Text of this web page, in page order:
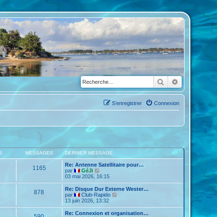
Rechercher
Connexion
S’enregistrer
MESSAGES DERNIER MESSAGE
1165
Re: Antenne Satellitaire pour…
par
GéJi
o
i
r
l
e
03 mai 2026, 16:15
878
Re: Disque Dur Externe Wester…
par
Club-Rapido
i
r
13 juin 2026, 13:32
Re: Connexion et organisation…